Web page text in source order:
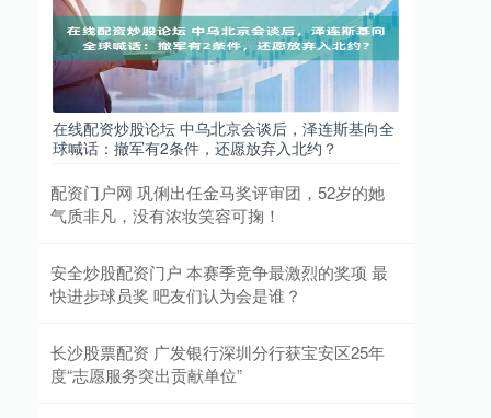
在线配资炒股论坛 中乌北京会谈后，泽连斯基向全
球喊话：撤军有2条件，还愿放弃入北约？
配资门户网 巩俐出任金马奖评审团，52岁的她
气质非凡，没有浓妆笑容可掬！
安全炒股配资门户 本赛季竞争最激烈的奖项 最
快进步球员奖 吧友们认为会是谁？
长沙股票配资 广发银行深圳分行获宝安区25年
度“志愿服务突出贡献单位”